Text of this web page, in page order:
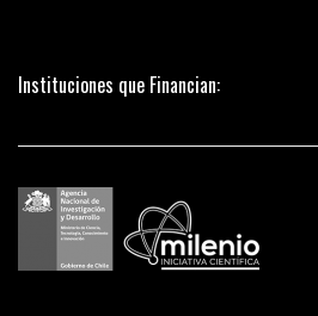
Instituciones que Financian: